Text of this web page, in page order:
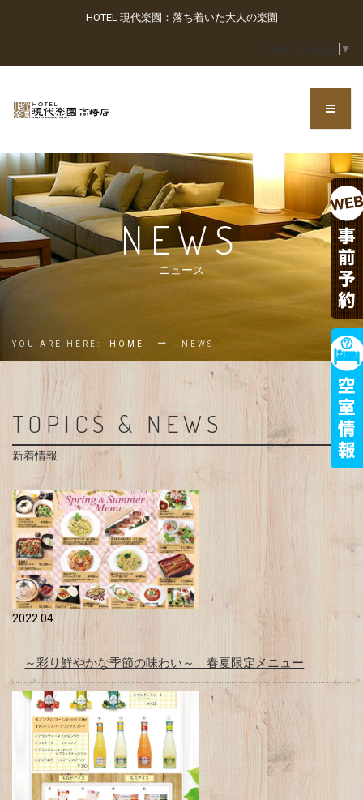
HOTEL 現代楽園：落ち着いた大人の楽園
Select Language ▼
NEWS
ニュース
YOU ARE HERE: HOME NEWS
TOPICS & NEWS
新着情報
2022.04
～彩り鮮やかな季節の味わい～ 春夏限定メニュー